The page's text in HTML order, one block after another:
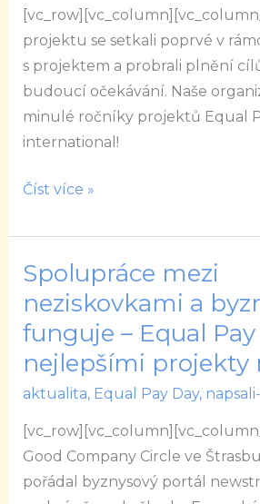
projektu se setkali poprvé v
s projektem a probrali plnění
budoucí očekávání. Naše
minulé ročníky projektů Equal
international!
Pay
Day
going
international!
III.
Číst více »
Spolupráce mezi
neziskovkami a
funguje – Equal
nejlepšími projekty
aktualita, Equal Pay Day,
Good Company Circle ve
pořádal byznysový portál
Spolupráce
mezi
neziskovkami
a
byznysem
funguje
–
Equal
Pay
Day